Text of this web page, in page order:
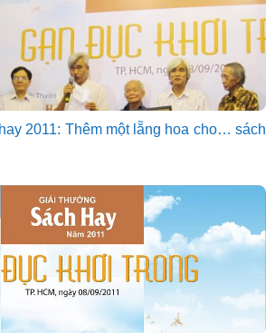
2011: Thêm một lẵng hoa cho… sách